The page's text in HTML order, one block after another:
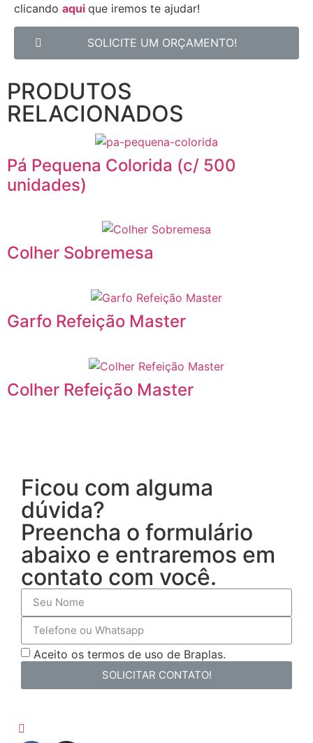
clicando aqui que iremos te ajudar!
SOLICITE UM ORÇAMENTO!
PRODUTOS
RELACIONADOS
Pá Pequena Colorida (c/ 500
unidades)
Colher Sobremesa
Garfo Refeição Master
Colher Refeição Master
Ficou com alguma
dúvida?
Preencha o formulário
abaixo e entraremos em
contato com você.
Aceito os termos de uso de Braplas.
SOLICITAR CONTATO!